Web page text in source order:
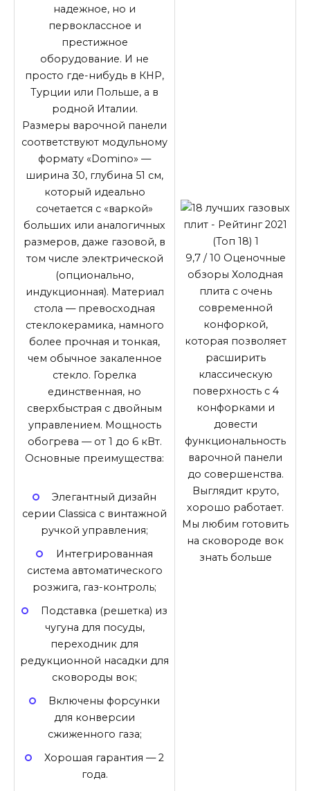
надежное, но и
первоклассное и
престижное
оборудование. И не
просто где-нибудь в КНР,
Турции или Польше, а в
родной Италии.
Размеры варочной панели
соответствуют модульному
формату «Domino» —
ширина 30, глубина 51 см,
который идеально
сочетается с «варкой»
больших или аналогичных
размеров, даже газовой, в
том числе электрической
(опционально,
индукционная). Материал
стола — превосходная
стеклокерамика, намного
более прочная и тонкая,
чем обычное закаленное
стекло. Горелка
единственная, но
сверхбыстрая с двойным
управлением. Мощность
обогрева — от 1 до 6 кВт.
Основные преимущества:
Элегантный дизайн
серии Classica с винтажной
ручкой управления;
Интегрированная
система автоматического
розжига, газ-контроль;
Подставка (решетка) из
чугуна для посуды,
переходник для
редукционной насадки для
сковороды вок;
Включены форсунки
для конверсии
сжиженного газа;
Хорошая гарантия — 2
года.
9,7 / 10 Оценочные
обзоры Холодная
плита с очень
современной
конфоркой,
которая позволяет
расширить
классическую
поверхность с 4
конфорками и
довести
функциональность
варочной панели
до совершенства.
Выглядит круто,
хорошо работает.
Мы любим готовить
на сковороде вок
знать больше